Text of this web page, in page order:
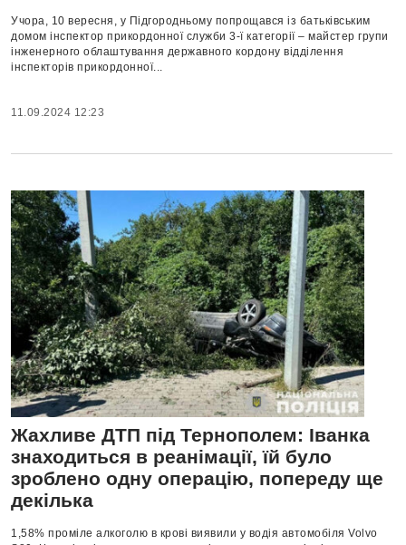
Учора, 10 вересня, у Підгородньому попрощався із батьківським
домом інспектор прикордонної служби 3-ї категорії – майстер групи
інженерного облаштування державного кордону відділення
інспекторів прикордонної...
11.09.2024 12:23
Жахливе ДТП під Тернополем: Іванка
знаходиться в реанімації, їй було
зроблено одну операцію, попереду ще
декілька
1,58% проміле алкоголю в крові виявили у водія автомобіля Volvo